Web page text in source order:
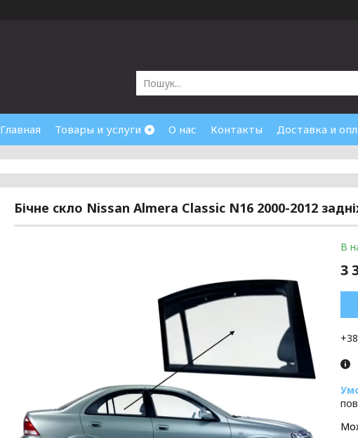
Главная Товары и услуги О нас Контакты Доставка и
Бічне скло Nissan Almera Classic N16 2000-2012
В
3